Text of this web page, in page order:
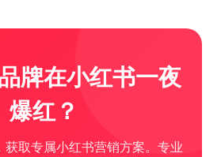
牌在小红书一夜
爆红？
获取专属小红书营销方案。专业